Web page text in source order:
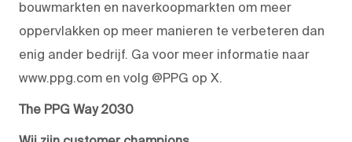
bouwmarkten en naverkoopmarkten om meer
oppervlakken op meer manieren te verbeteren dan
enig ander bedrijf. Ga voor meer informatie naar
www.ppg.com en volg @PPG op X.
The PPG Way 2030